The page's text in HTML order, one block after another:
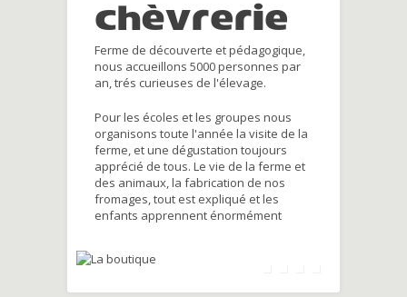
chèvrerie
Ferme de découverte et pédagogique,
nous accueillons 5000 personnes par
an, trés curieuses de l'élevage.
Pour les écoles et les groupes nous
organisons toute l'année la visite de la
ferme, et une dégustation toujours
apprécié de tous. Le vie de la ferme et
des animaux, la fabrication de nos
fromages, tout est expliqué et les
enfants apprennent énormément